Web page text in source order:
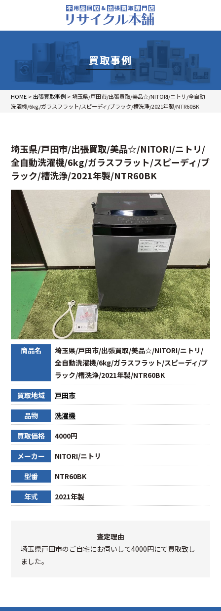
買取事例
HOME > 出張買取事例 >埼玉県/戸田市/出張買取/美品☆/NITORI/ニトリ/全自動
洗濯機/6kg/ガラスフラット/スピーディ/ブラック/槽洗浄/2021年製/NTR60BK
埼玉県/戸田市/出張買取/美品☆/NITORI/ニトリ/
全自動洗濯機/6kg/ガラスフラット/スピーディ/ブ
ラック/槽洗浄/2021年製/NTR60BK
商品名
埼玉県/戸田市/出張買取/美品☆/NITORI/ニトリ/
全自動洗濯機/6kg/ガラスフラット/スピーディ/ブ
ラック/槽洗浄/2021年製/NTR60BK
買取地域 戸田市
品物 洗濯機
買取価格 4000円
メーカー NITORI/ニトリ
型番 NTR60BK
年式 2021年製
査定理由
埼玉県戸田市のご自宅にお伺いして4000円にて買取致し
ました。